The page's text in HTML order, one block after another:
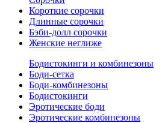
Короткие сорочки
Длинные сорочки
Бэби-долл сорочки
Женские неглиже
Бодистокинги и комбинезоны
Боди-сетка
Боди-комбинезоны
Бодистокинги
Эротические боди
Эротические комбинезоны